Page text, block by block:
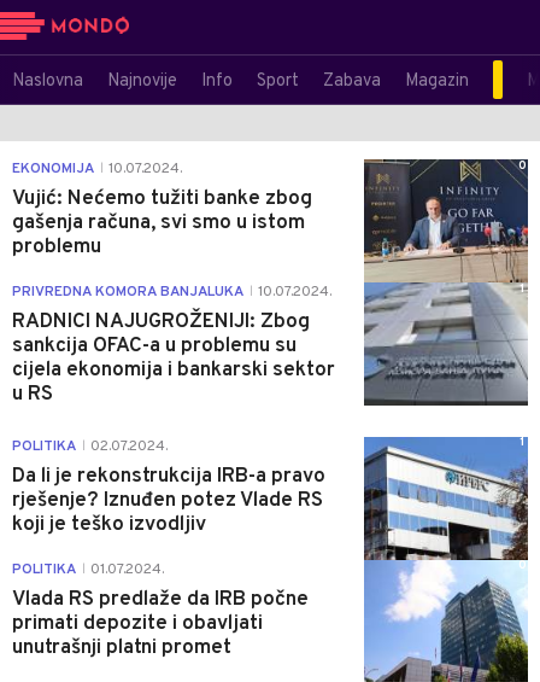
Naslovna Najnovije Info Sport Zabava Magazin
EKONOMIJA 10.07.2024.
Vujić: Nećemo tužiti banke zbog
gašenja računa, svi smo u istom
problemu
0
PRIVREDNA KOMORA BANJALUKA 10.07.2024.
RADNICI NAJUGROŽENIJI: Zbog
sankcija OFAC-a u problemu su
cijela ekonomija i bankarski sektor
u RS
1
POLITIKA 02.07.2024.
Da li je rekonstrukcija IRB-a pravo
rješenje? Iznuđen potez Vlade RS
koji je teško izvodljiv
1
POLITIKA 01.07.2024.
Vlada RS predlaže da IRB počne
primati depozite i obavljati
unutrašnji platni promet
0